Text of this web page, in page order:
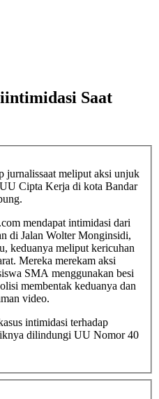
Saat
jurnalissaat meliput aksi unjuk
Cipta Kerja di kota Bandar
mendapat intimidasi dari
di Jalan Wolter Monginsidi,
Mereka merekam aksi
SMA menggunakan besi
membentak keduanya dan
video.
intimidasi terhadap
dilindungi UU Nomor 40